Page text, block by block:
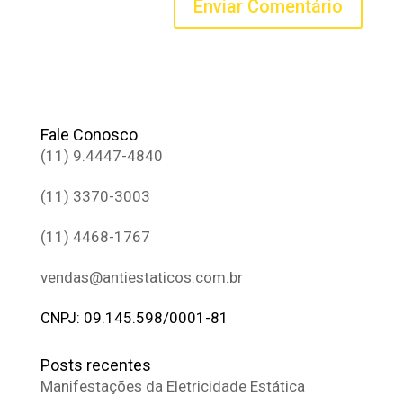
Fale Conosco
(11) 9.4447-4840
(11) 3370-3003
(11) 4468-1767
vendas@antiestaticos.com.br
CNPJ: 09.145.598/0001-81
Posts recentes
Manifestações da Eletricidade Estática